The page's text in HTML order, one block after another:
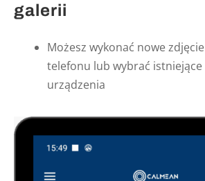
galerii
Możesz wykonać nowe
telefonu lub wybrać istniejące
urządzenia